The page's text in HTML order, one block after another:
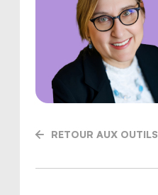
RETOUR AUX OUTILS